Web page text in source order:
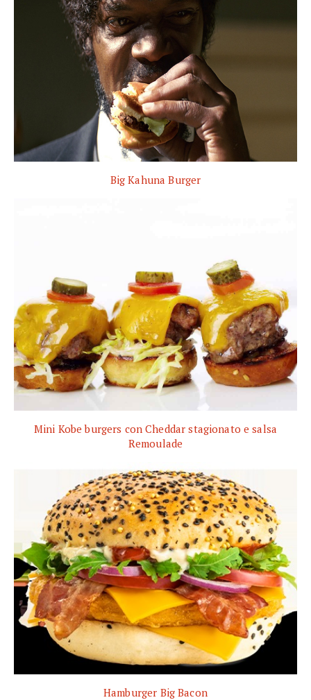
Big Kahuna Burger
Mini Kobe burgers con Cheddar stagionato e salsa
Remoulade
Hamburger Big Bacon